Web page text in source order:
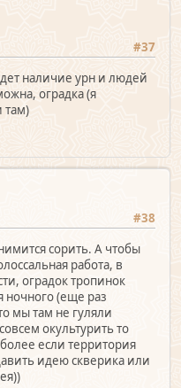
#37
наличие урн и людей
оградка (я
там)
#38
сорить. А чтобы
работа, в
оградок тропинок
(еще раз
мы там не гуляли
окультурить то
если территория
идею скверика или